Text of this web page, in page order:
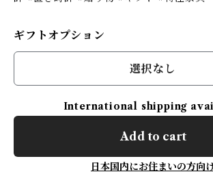
ギフトオプション
選択なし
International shipping
Add to cart
日本国内にお住まいの方向